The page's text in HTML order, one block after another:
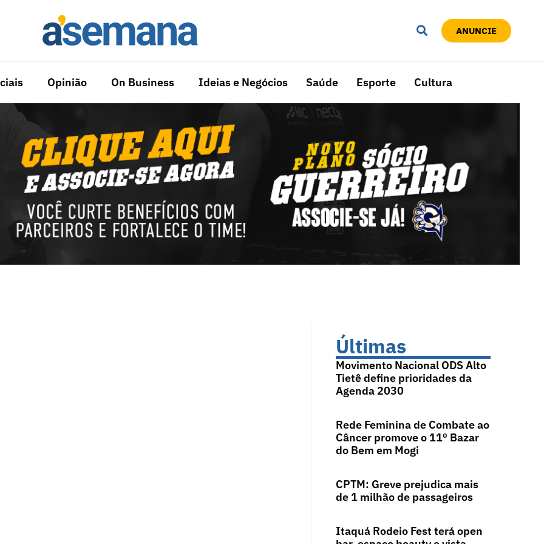
ANUNCIE
Opinião On Business Ideias e Negócios Saúde Esporte Cultura
Últimas
Movimento Nacional ODS Alto
Tietê define prioridades da
Agenda 2030
Rede Feminina de Combate ao
Câncer promove o 11º Bazar
do Bem em Mogi
CPTM: Greve prejudica mais
de 1 milhão de passageiros
Itaquá Rodeio Fest terá open